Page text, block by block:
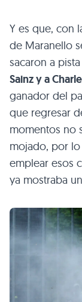
Y es que, con
de Maranello
sacaron a
Sainz y a
ganador del
que regresar
momentos no
mojado, por
emplear esos
ya mostraba